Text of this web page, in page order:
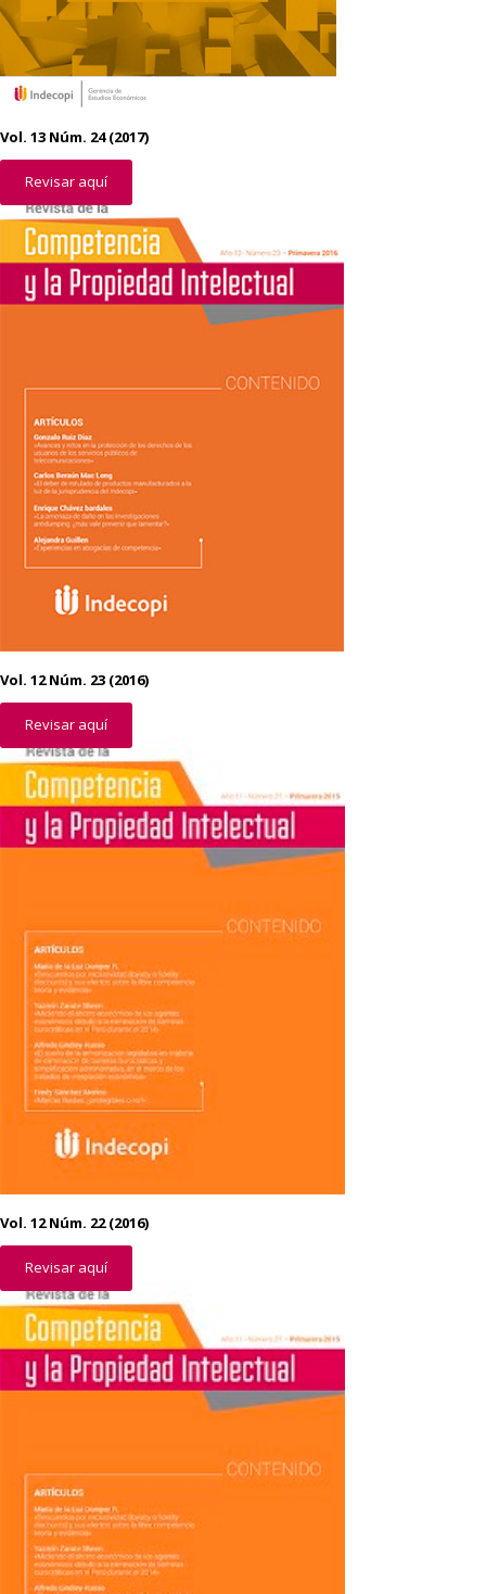
Vol. 13 Núm. 24 (2017)
Revisar aquí
Vol. 12 Núm. 23 (2016)
Revisar aquí
Vol. 12 Núm. 22 (2016)
Revisar aquí